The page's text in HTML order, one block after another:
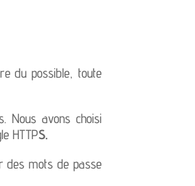
du possible, toute
Nous avons choisi
HTTPS.
des mots de passe